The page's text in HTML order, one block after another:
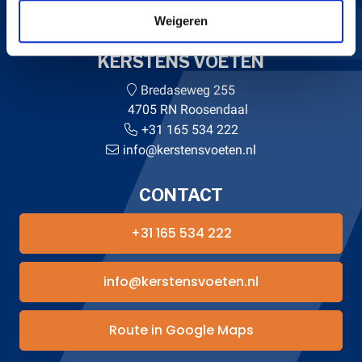
Weigeren
KERSTENS VOETEN
Bredaseweg 255
4705 RN Roosendaal
+31 165 534 222
info@kerstensvoeten.nl
CONTACT
+31 165 534 222
info@kerstensvoeten.nl
Route in Google Maps